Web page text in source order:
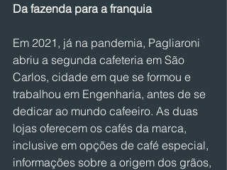
Da fazenda para a franquia
Em 2021, já na pandemia, Pagliaroni
abriu a segunda cafeteria em São
Carlos, cidade em que se formou e
trabalhou em Engenharia, antes de se
dedicar ao mundo cafeeiro. As duas
lojas oferecem os cafés da marca,
inclusive em opções de café especial,
informações sobre a origem dos grãos,